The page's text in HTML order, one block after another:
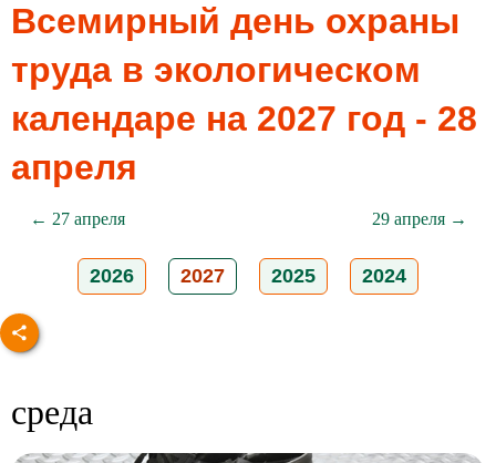
Всемирный день охраны
труда в экологическом
календаре на 2027 год - 28
апреля
← 27 апреля 29 апреля →
2026 2027 2025 2024
среда